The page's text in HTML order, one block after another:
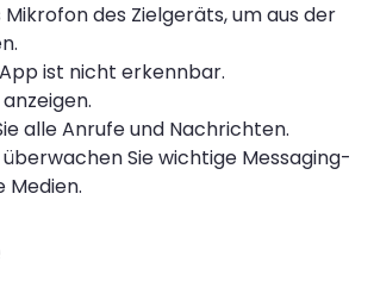
Mikrofon des Zielgeräts, um aus der
ist nicht erkennbar.
alle Anrufe und Nachrichten.
überwachen Sie wichtige Messaging-
Medien.